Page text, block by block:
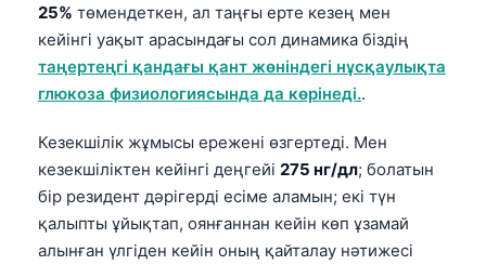
25% төмендеткен, ал таңғы ерте кезең мен
кейінгі уақыт арасындағы сол динамика біздің
таңертеңгі қандағы қант жөніндегі нұсқаулықта
глюкоза физиологиясында да көрінеді..
Кезекшілік жұмысы ережені өзгертеді. Мен
кезекшіліктен кейінгі деңгейі 275 нг/дл; болатын
бір резидент дәрігерді есіме аламын; екі түн
қалыпты ұйықтап, оянғаннан кейін көп ұзамай
алынған үлгіден кейін оның қайталау нәтижесі